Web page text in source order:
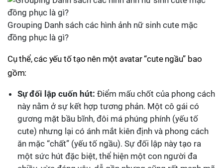
Grouping Danh sách các hình ảnh nữ sinh cute mặc
đồng phục là gì?
Cụ thể, các yếu tố tạo nên một avatar “cute ngầu” bao
gồm:
Sự đối lập cuốn hút: Điểm mấu chốt của phong cách
này nằm ở sự kết hợp tương phản. Một cô gái có
gương mặt bầu bĩnh, đôi má phúng phính (yếu tố
cute) nhưng lại có ánh mắt kiên định và phong cách
ăn mặc “chất” (yếu tố ngầu). Sự đối lập này tạo ra
một sức hút đặc biệt, thể hiện một con người đa